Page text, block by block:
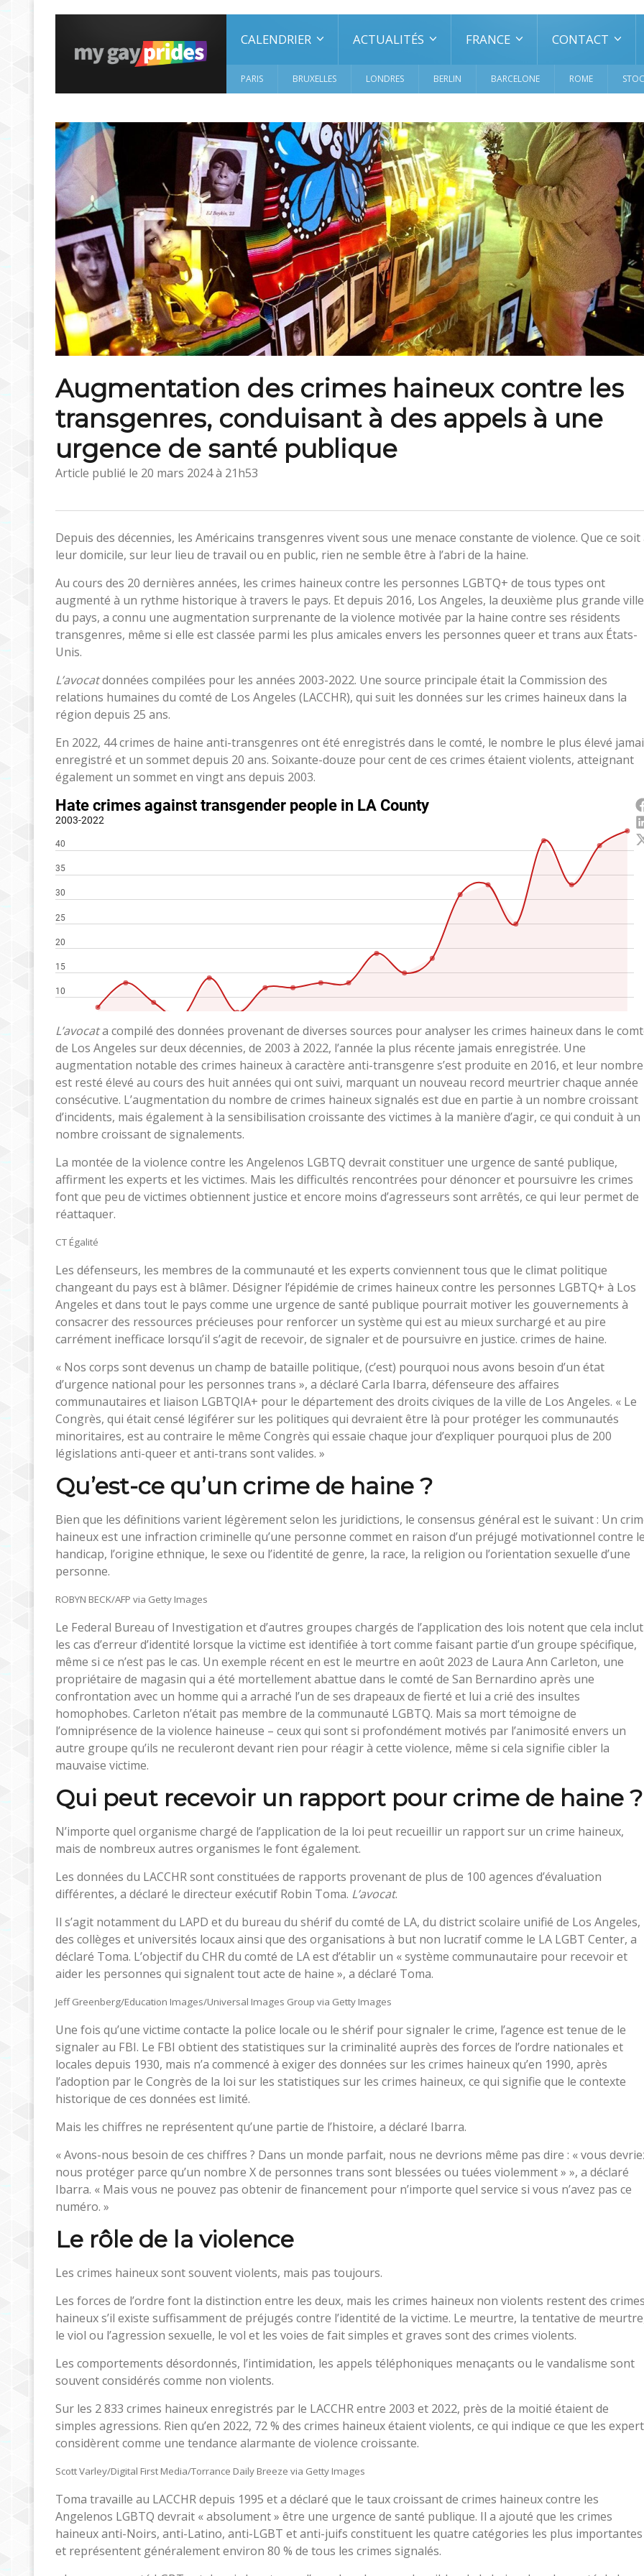
CALENDRIER ACTUALITÉS FRANCE CONTACT
PARIS BRUXELLES LONDRES BERLIN BARCELONE ROME
Augmentation des crimes haineux contre les
transgenres, conduisant à des appels à une
urgence de santé publique
Article publié le 20 mars 2024 à 21h53
Depuis des décennies, les Américains transgenres vivent sous une menace constante de violence. Que ce soit
leur domicile, sur leur lieu de travail ou en public, rien ne semble être à l’abri de la haine.
Au cours des 20 dernières années, les crimes haineux contre les personnes LGBTQ+ de tous types ont
augmenté à un rythme historique à travers le pays. Et depuis 2016, Los Angeles, la deuxième plus grande ville
du pays, a connu une augmentation surprenante de la violence motivée par la haine contre ses résidents
transgenres, même si elle est classée parmi les plus amicales envers les personnes queer et trans aux États-
Unis.
L’avocatdonnées compilées pour les années 2003-2022. Une source principale était la Commission des
relations humaines du comté de Los Angeles (LACCHR), qui suit les données sur les crimes haineux dans la
région depuis 25 ans.
En 2022, 44 crimes de haine anti-transgenres ont été enregistrés dans le comté, le nombre le plus élevé
enregistré et un sommet depuis 20 ans. Soixante-douze pour cent de ces crimes étaient violents, atteignant
également un sommet en vingt ans depuis 2003.
L’avocata compilé des données provenant de diverses sources pour analyser les crimes haineux dans le
de Los Angeles sur deux décennies, de 2003 à 2022, l’année la plus récente jamais enregistrée. Une
augmentation notable des crimes haineux à caractère anti-transgenre s’est produite en 2016, et leur nombre
est resté élevé au cours des huit années qui ont suivi, marquant un nouveau record meurtrier chaque année
consécutive. L’augmentation du nombre de crimes haineux signalés est due en partie à un nombre croissant
d’incidents, mais également à la sensibilisation croissante des victimes à la manière d’agir, ce qui conduit à un
nombre croissant de signalements.
La montée de la violence contre les Angelenos LGBTQ devrait constituer une urgence de santé publique,
affirment les experts et les victimes. Mais les difficultés rencontrées pour dénoncer et poursuivre les crimes
font que peu de victimes obtiennent justice et encore moins d’agresseurs sont arrêtés, ce qui leur permet de
réattaquer.
CT Égalité
Les défenseurs, les membres de la communauté et les experts conviennent tous que le climat politique
changeant du pays est à blâmer. Désigner l’épidémie de crimes haineux contre les personnes LGBTQ+ à Los
Angeles et dans tout le pays comme une urgence de santé publique pourrait motiver les gouvernements à
consacrer des ressources précieuses pour renforcer un système qui est au mieux surchargé et au pire
carrément inefficace lorsqu’il s’agit de recevoir, de signaler et de poursuivre en justice. crimes de haine.
« Nos corps sont devenus un champ de bataille politique, (c’est) pourquoi nous avons besoin d’un état
d’urgence national pour les personnes trans », a déclaré Carla Ibarra, défenseure des affaires
communautaires et liaison LGBTQIA+ pour le département des droits civiques de la ville de Los Angeles. « Le
Congrès, qui était censé légiférer sur les politiques qui devraient être là pour protéger les communautés
minoritaires, est au contraire le même Congrès qui essaie chaque jour d’expliquer pourquoi plus de 200
législations anti-queer et anti-trans sont valides. »
Qu’est-ce qu’un crime de haine ?
Bien que les définitions varient légèrement selon les juridictions, le consensus général est le suivant : Un
haineux est une infraction criminelle qu’une personne commet en raison d’un préjugé motivationnel contre
handicap, l’origine ethnique, le sexe ou l’identité de genre, la race, la religion ou l’orientation sexuelle d’une
personne.
ROBYN BECK/AFP via Getty Images
Le Federal Bureau of Investigation et d’autres groupes chargés de l’application des lois notent que cela inclut
les cas d’erreur d’identité lorsque la victime est identifiée à tort comme faisant partie d’un groupe spécifique,
même si ce n’est pas le cas. Un exemple récent en est le meurtre en août 2023 de Laura Ann Carleton, une
propriétaire de magasin qui a été mortellement abattue dans le comté de San Bernardino après une
confrontation avec un homme qui a arraché l’un de ses drapeaux de fierté et lui a crié des insultes
homophobes. Carleton n’était pas membre de la communauté LGBTQ. Mais sa mort témoigne de
l’omniprésence de la violence haineuse – ceux qui sont si profondément motivés par l’animosité envers un
autre groupe qu’ils ne reculeront devant rien pour réagir à cette violence, même si cela signifie cibler la
mauvaise victime.
Qui peut recevoir un rapport pour crime de haine ?
N’importe quel organisme chargé de l’application de la loi peut recueillir un rapport sur un crime haineux,
mais de nombreux autres organismes le font également.
Les données du LACCHR sont constituées de rapports provenant de plus de 100 agences d’évaluation
différentes, a déclaré le directeur exécutif Robin Toma. L’avocat.
Il s’agit notamment du LAPD et du bureau du shérif du comté de LA, du district scolaire unifié de Los Angeles,
des collèges et universités locaux ainsi que des organisations à but non lucratif comme le LA LGBT Center, a
déclaré Toma. L’objectif du CHR du comté de LA est d’établir un « système communautaire pour recevoir et
aider les personnes qui signalent tout acte de haine », a déclaré Toma.
Jeff Greenberg/Education Images/Universal Images Group via Getty Images
Une fois qu’une victime contacte la police locale ou le shérif pour signaler le crime, l’agence est tenue de le
signaler au FBI. Le FBI obtient des statistiques sur la criminalité auprès des forces de l’ordre nationales et
locales depuis 1930, mais n’a commencé à exiger des données sur les crimes haineux qu’en 1990, après
l’adoption par le Congrès de la loi sur les statistiques sur les crimes haineux, ce qui signifie que le contexte
historique de ces données est limité.
Mais les chiffres ne représentent qu’une partie de l’histoire, a déclaré Ibarra.
« Avons-nous besoin de ces chiffres ? Dans un monde parfait, nous ne devrions même pas dire : « vous
nous protéger parce qu’un nombre X de personnes trans sont blessées ou tuées violemment » », a déclaré
Ibarra. « Mais vous ne pouvez pas obtenir de financement pour n’importe quel service si vous n’avez pas ce
numéro. »
Le rôle de la violence
Les crimes haineux sont souvent violents, mais pas toujours.
Les forces de l’ordre font la distinction entre les deux, mais les crimes haineux non violents restent des
haineux s’il existe suffisamment de préjugés contre l’identité de la victime. Le meurtre, la tentative de
le viol ou l’agression sexuelle, le vol et les voies de fait simples et graves sont des crimes violents.
Les comportements désordonnés, l’intimidation, les appels téléphoniques menaçants ou le vandalisme sont
souvent considérés comme non violents.
Sur les 2 833 crimes haineux enregistrés par le LACCHR entre 2003 et 2022, près de la moitié étaient de
simples agressions. Rien qu’en 2022, 72 % des crimes haineux étaient violents, ce qui indique ce que les
considèrent comme une tendance alarmante de violence croissante.
Scott Varley/Digital First Media/Torrance Daily Breeze via Getty Images
Toma travaille au LACCHR depuis 1995 et a déclaré que le taux croissant de crimes haineux contre les
Angelenos LGBTQ devrait « absolument » être une urgence de santé publique. Il a ajouté que les crimes
haineux anti-Noirs, anti-Latino, anti-LGBT et anti-juifs constituent les quatre catégories les plus importantes
et représentent généralement environ 80 % de tous les crimes signalés.